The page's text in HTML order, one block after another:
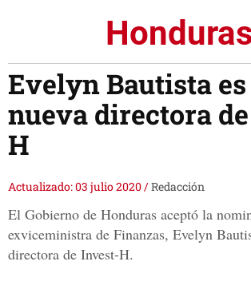
Honduras
Evelyn Bautista
nueva directora
H
Actualizado: 03 julio 2020/Redacción
El Gobierno de Honduras aceptó la
exviceministra de Finanzas, Evelyn
directora de Invest-H.